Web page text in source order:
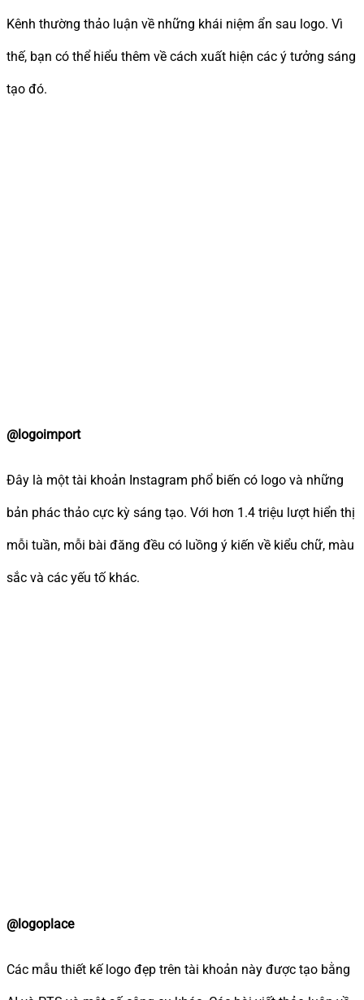
Kênh thường thảo luận về những khái niệm ẩn sau logo. Vì
thế, bạn có thể hiểu thêm về cách xuất hiện các ý tưởng sáng
tạo đó.
@logoimport
Đây là một tài khoản Instagram phổ biến có logo và những
bản phác thảo cực kỳ sáng tạo. Với hơn 1.4 triệu lượt hiển thị
mỗi tuần, mỗi bài đăng đều có luồng ý kiến về kiểu chữ, màu
sắc và các yếu tố khác.
@logoplace
Các mẫu thiết kế logo đẹp trên tài khoản này được tạo bằng